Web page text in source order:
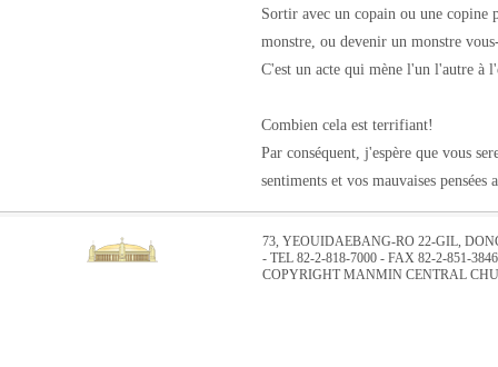
Sortir avec un copain ou une copine
monstre, ou devenir un monstre
C'est un acte qui mène l'un l'autre à
Combien cela est terrifiant!
Par conséquent, j'espère que vous
sentiments et vos mauvaises pensées
73, YEOUIDAEBANG-RO 22-GIL,
- TEL 82-2-818-7000 - FAX 82-2-851-3846
COPYRIGHT MANMIN CENTRAL